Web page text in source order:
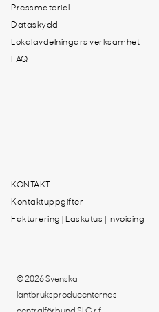
Pressmaterial
Dataskydd
Lokalavdelningars verksamhet
FAQ
KONTAKT
Kontaktuppgifter
Fakturering | Laskutus | Invoicing
© 2026 Svenska
lantbruksproducenternas